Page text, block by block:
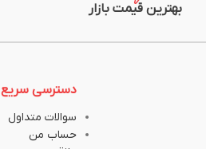
بهترین قیمت بازار
دسترسی سریع
سوالات متداول
حساب من